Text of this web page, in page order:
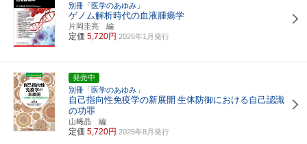
別冊「医学のあゆみ」
ゲノム解析時代の血液腫瘍学
片岡圭亮 編
定価 5,720円 2026年1月発行
発売中
別冊「医学のあゆみ」
自己指向性免疫学の新展開 生体防御における自己認識
の功罪
山﨑晶 編
定価 5,720円 2025年8月発行